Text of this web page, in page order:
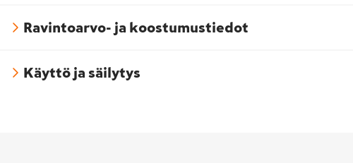
Ravintoarvo- ja koostumustiedot
Käyttö ja säilytys